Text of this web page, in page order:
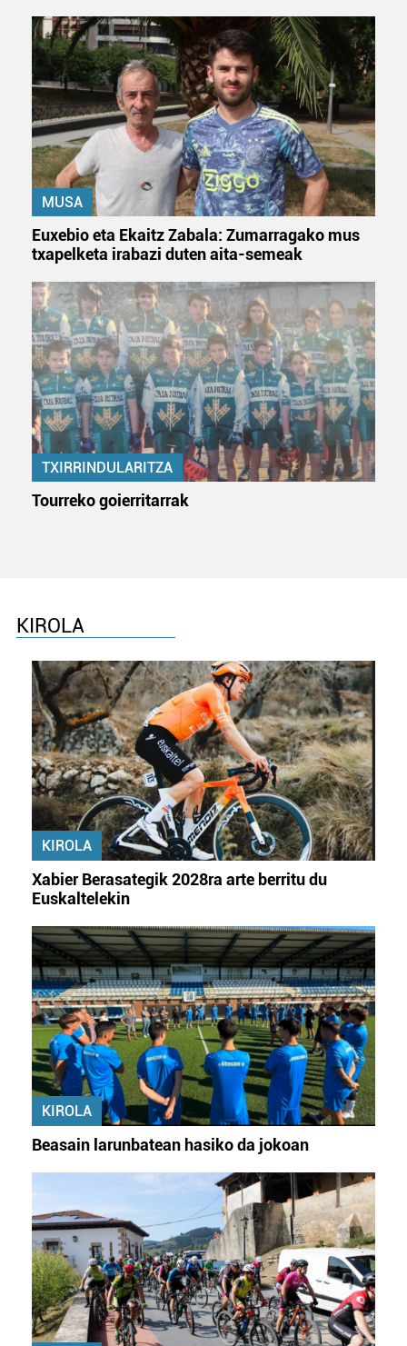
MUSA
Euxebio eta Ekaitz Zabala: Zumarragako mus
txapelketa irabazi duten aita-semeak
TXIRRINDULARITZA
Tourreko goierritarrak
KIROLA
KIROLA
Xabier Berasategik 2028ra arte berritu du
Euskaltelekin
KIROLA
Beasain larunbatean hasiko da jokoan